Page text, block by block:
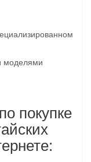
моделями
покупке